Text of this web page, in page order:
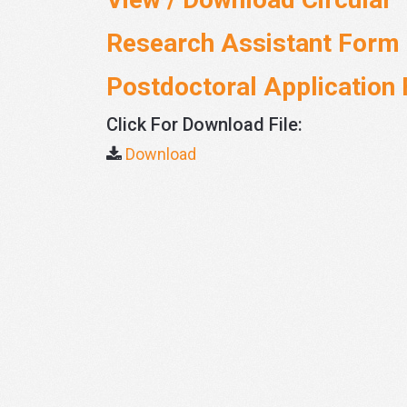
Research Assistant Form
Postdoctoral Application
Click For Download File:
Download